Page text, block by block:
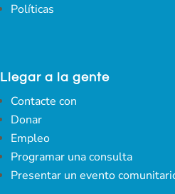
Políticas
Llegar a la gente
Contacte con
Donar
Empleo
Programar una consulta
Presentar un evento